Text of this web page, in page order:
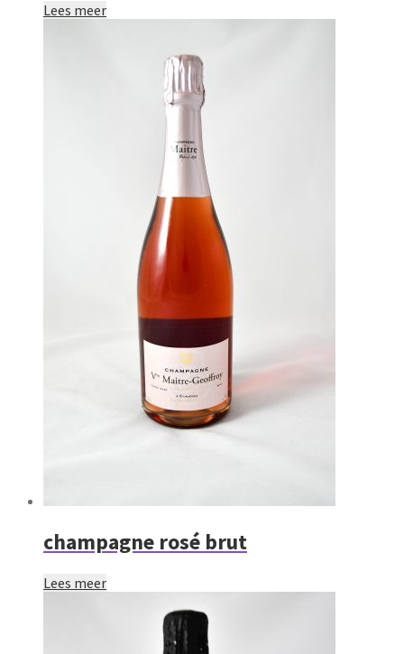
Lees meer
champagne rosé brut
Lees meer